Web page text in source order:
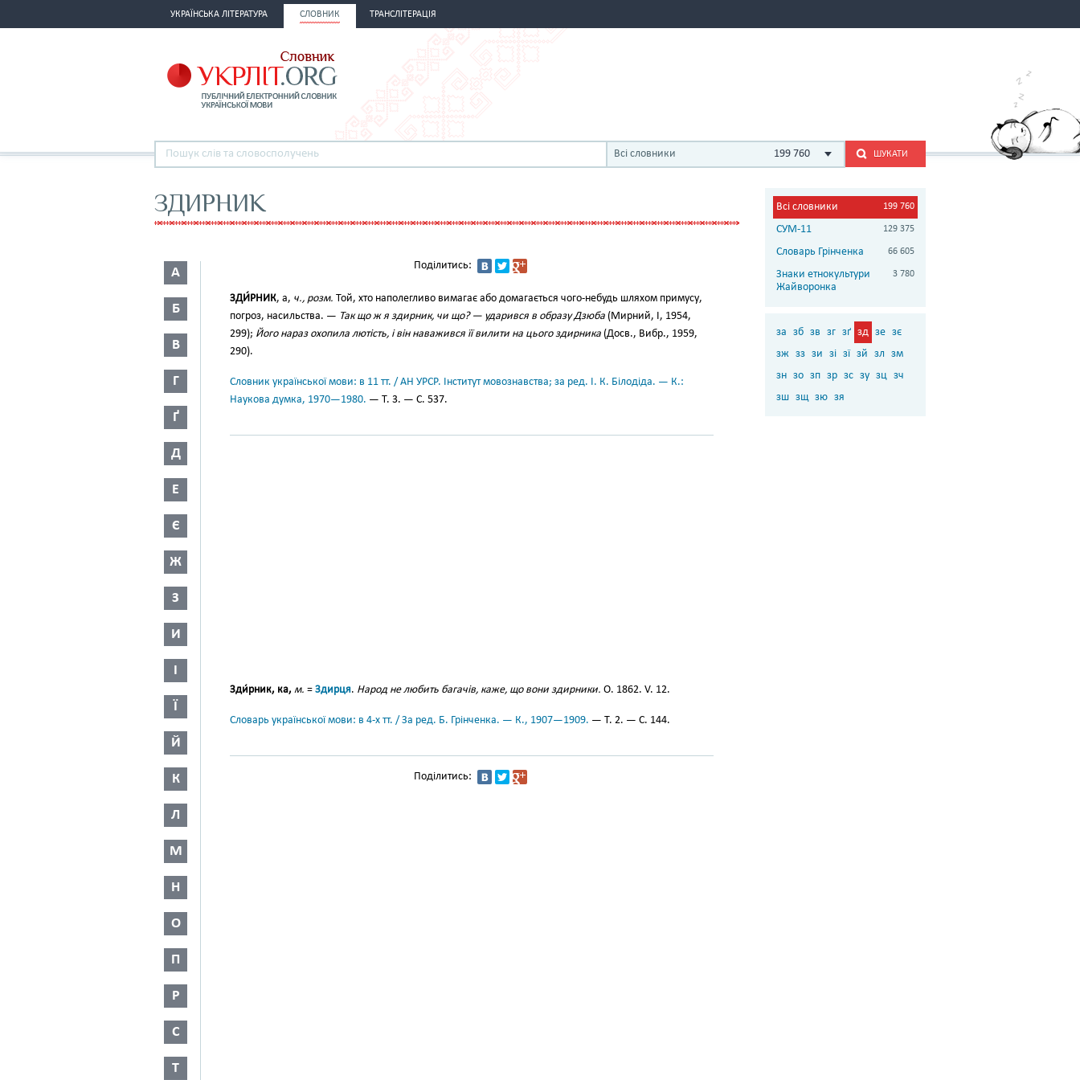
УКРАЇНСЬКА ЛІТЕРАТУРА СЛОВНИК ТРАНСЛІТЕРАЦІЯ
Всі словники 199 760 ШУКАТИ
ЗДИРНИК
А
Б
В
Г
Ґ
Д
Е
Є
Ж
З
И
І
Ї
Й
К
Л
М
Н
О
П
Р
С
Т
Поділитись:
ЗДИ́РНИК, а, ч., розм. Той, хто наполегливо вимагає або домагається чого-небудь шляхом примусу,
погроз, насильства. — Так що ж я здирник, чи що? — ударився в образу Дзюба (Мирний, І, 1954,
299); Його нараз охопила лютість, і він наважився її вилити на цього здирника (Досв., Вибр., 1959,
290).
Словник української мови: в 11 тт. / АН УРСР. Інститут мовознавства; за ред. І. К. Білодіда. — К.:
Наукова думка, 1970—1980. — Т. 3. — С. 537.
Зди́рник, ка, м. = Здирця. Народ не любить багачів, каже, що вони здирники. О. 1862. V. 12.
Словарь української мови: в 4-х тт. / За ред. Б. Грінченка. — К., 1907—1909. — Т. 2. — С. 144.
Поділитись:
Всі словники 199 760
СУМ-11 129 375
Словарь Грінченка 66 605
Знаки етнокультури
Жайворонка
3 780
за зб зв зг зґ зд зе зє
зж зз зи зі зї зй зл зм
зн зо зп зр зс зу зц зч
зш зщ зю зя